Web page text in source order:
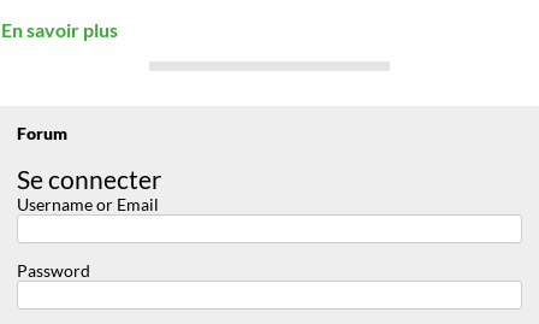
En savoir plus
Forum
Se connecter
Username or Email
Password